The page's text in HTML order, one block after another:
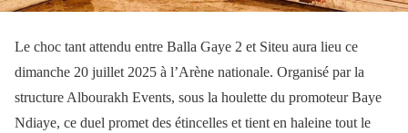
Le choc tant attendu entre Balla Gaye 2 et Siteu aura lieu ce
dimanche 20 juillet 2025 à l’Arène nationale. Organisé par la
structure Albourakh Events, sous la houlette du promoteur Baye
Ndiaye, ce duel promet des étincelles et tient en haleine tout le